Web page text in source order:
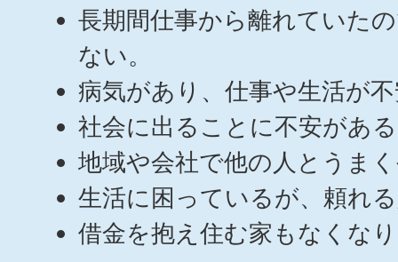
長期間仕事から離れていた
ない。
病気があり、仕事や生活が
社会に出ることに不安があ
地域や会社で他の人とうま
生活に困っているが、頼れ
借金を抱え住む家もなくな